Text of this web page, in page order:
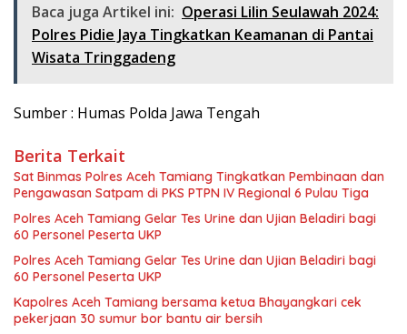
Baca juga Artikel ini: Operasi Lilin Seulawah 2024:
Polres Pidie Jaya Tingkatkan Keamanan di Pantai
Wisata Tringgadeng
Sumber : Humas Polda Jawa Tengah
Berita Terkait
Sat Binmas Polres Aceh Tamiang Tingkatkan Pembinaan dan
Pengawasan Satpam di PKS PTPN IV Regional 6 Pulau Tiga
Polres Aceh Tamiang Gelar Tes Urine dan Ujian Beladiri bagi
60 Personel Peserta UKP
Polres Aceh Tamiang Gelar Tes Urine dan Ujian Beladiri bagi
60 Personel Peserta UKP
Kapolres Aceh Tamiang bersama ketua Bhayangkari cek
pekerjaan 30 sumur bor bantu air bersih